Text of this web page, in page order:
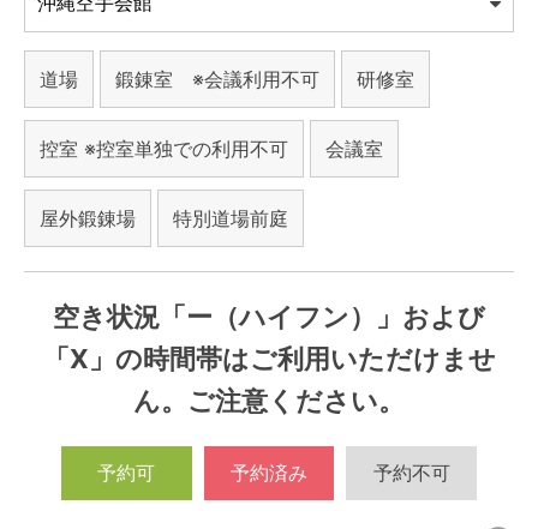
道場 鍛錬室 ※会議利用不可 研修室
控室 ※控室単独での利用不可 会議室
屋外鍛錬場 特別道場前庭
空き状況「ー（ハイフン）」および
「X」の時間帯はご利用いただけませ
ん。ご注意ください。
予約可 予約済み 予約不可